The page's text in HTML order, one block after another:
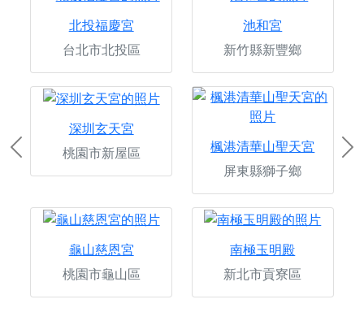
北投福慶宮
台北市北投區
池和宮
新竹縣新豐鄉
深圳玄天宮
桃園市新屋區
楓港清華山聖天宮
屏東縣獅子鄉
龜山慈恩宮
桃園市龜山區
南極玉明殿
新北市貢寮區
Previous